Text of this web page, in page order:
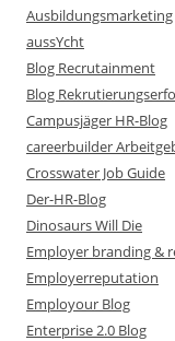
Ausbildungsmarketing
aussYcht
Blog Recrutainment
Blog
Campusjäger HR-Blog
careerbuilder
Crosswater Job Guide
Der-HR-Blog
Dinosaurs Will Die
Employer branding &
Employerreputation
Employour Blog
Enterprise 2.0 Blog